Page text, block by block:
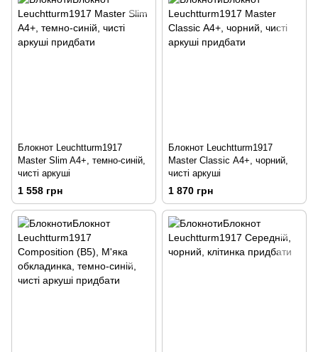
Блокнот Leuchtturm1917
Master Slim A4+, темно-синій,
чисті аркуші
1 558 грн
Блокнот Leuchtturm1917
Master Classic А4+, чорний,
чисті аркуші
1 870 грн